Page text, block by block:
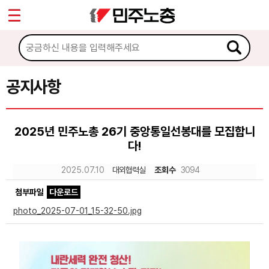
공지사항
2025년 민주노총 26기 중앙통일선봉대를 모집합니
다!
2025.07.10 대외협력실 조회수 3094
첨부파일
다운로드
photo_2025-07-01_15-32-50.jpg
마이페이지
소개
소식
공지사항
성명·보도
노동상담
자료
Sketchbook5, 스케치북5
Sketchbook5, 스케치북5